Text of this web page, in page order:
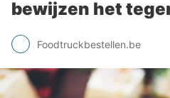
bewijzen het
Foodtruckbestellen.be